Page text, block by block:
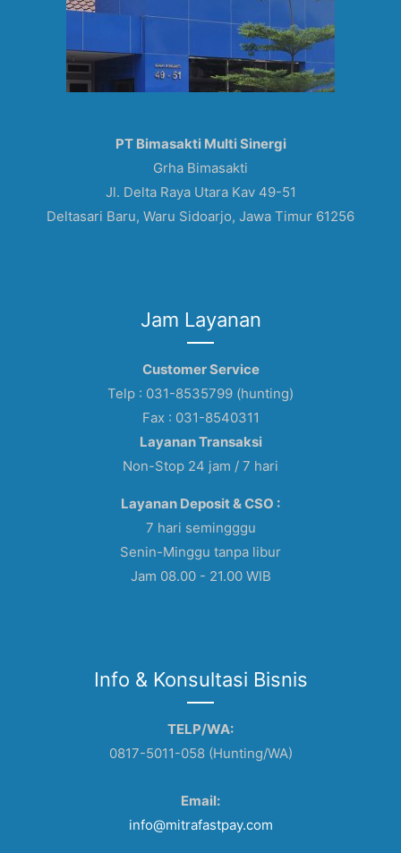
PT Bimasakti Multi Sinergi
Grha Bimasakti
Jl. Delta Raya Utara Kav 49-51
Deltasari Baru, Waru Sidoarjo, Jawa Timur 61256
Jam Layanan
Customer Service
Telp : 031-8535799 (hunting)
Fax : 031-8540311
Layanan Transaksi
Non-Stop 24 jam / 7 hari
Layanan Deposit & CSO :
7 hari semingggu
Senin-Minggu tanpa libur
Jam 08.00 - 21.00 WIB
Info & Konsultasi Bisnis
TELP/WA:
0817-5011-058 (Hunting/WA)
Email:
info@mitrafastpay.com